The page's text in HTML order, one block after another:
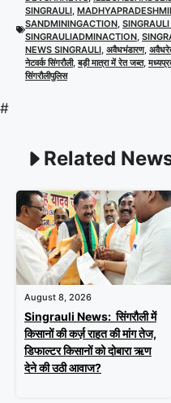
SINGRAULI,
SANDMININGACTION, SINGRAULI
SINGRAULIADMINACTION,
NEWS SINGRAULI, अवैधभंडारण,
नेटवर्क सिंगरौली,बड़ी मात्रा में रेत जब्त,
सिंगरौलीपुलिस
#
Related
August 8, 2026
Singrauli News: सिंगरौली में
किसानों की कर्ज़ राहत की मांग तेज,
डिफाल्टर किसानों को दोबारा ऋण
देने की उठी आवाज?